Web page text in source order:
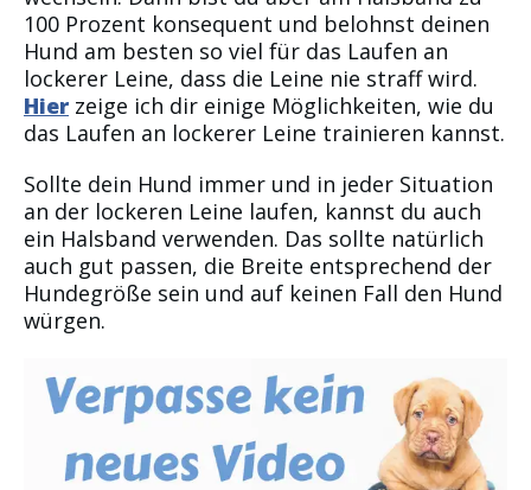
100 Prozent konsequent und belohnst deinen
Hund am besten so viel für das Laufen an
lockerer Leine, dass die Leine nie straff wird.
Hier zeige ich dir einige Möglichkeiten, wie du
das Laufen an lockerer Leine trainieren kannst.
Sollte dein Hund immer und in jeder Situation
an der lockeren Leine laufen, kannst du auch
ein Halsband verwenden. Das sollte natürlich
auch gut passen, die Breite entsprechend der
Hundegröße sein und auf keinen Fall den Hund
würgen.